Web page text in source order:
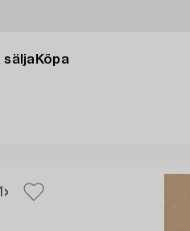
sälja Köpa